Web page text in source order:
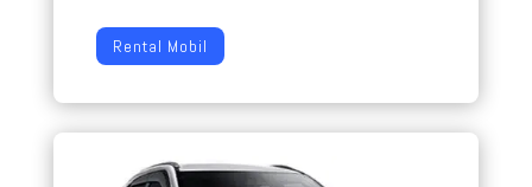
Rental Mobil